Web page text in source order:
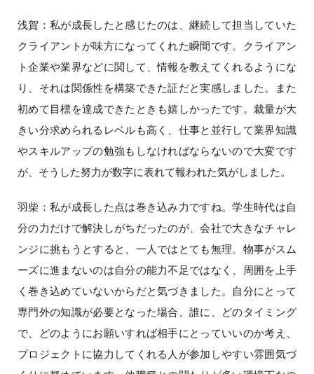
浅賀：私が成長したと感じたのは、継続して担当していた
クライアントが味方になってくれた瞬間です。クライアン
ト企業や業界などに関して、情報を教えてくれるようにな
り、それは関係性を構築できた証だと実感しました。また
初めて目標を達成できたときも嬉しかったです。裁量が大
きい分求められるレベルも高く、仕事と並行して業界知識
やスキルアップの勉強もしなければならないので大変です
が、そうした努力が数字に表れて報われた気がしました。
羽柴：私が成長した点は巻き込み力ですね。学生時代は自
分の力だけで解決しがちだったのが、会社で大きなチャレ
ンジに挑もうとすると、一人ではとても無理。物事がスム
ーズに進まないのは自分の能力不足ではなく、周囲を上手
く巻き込めていないからだと気づきました。自分にとって
専門外の知識が必要となった場合、誰に、どのタイミング
で、どのようにお願いすれば相手にとっていいのか考え、
プロジェクトに協力してくれる人が参加しやすい雰囲気づ